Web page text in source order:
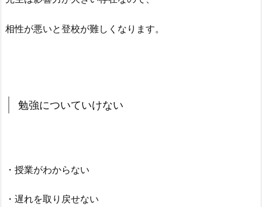
相性が悪いと登校が難しくなります。
勉強についていけない
・授業がわからない
・遅れを取り戻せない